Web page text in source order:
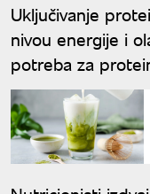
Uključivanje
nivou energije i
potreba za